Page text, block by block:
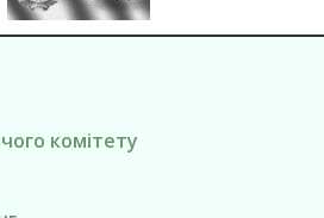
комітету